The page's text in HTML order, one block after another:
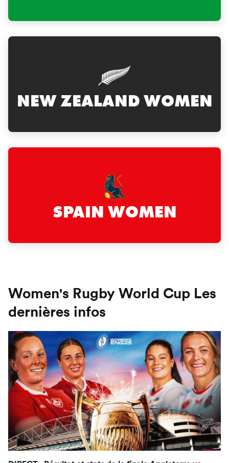
NEW ZEALAND WOMEN
SPAIN WOMEN
Women's Rugby World Cup Les
dernières infos